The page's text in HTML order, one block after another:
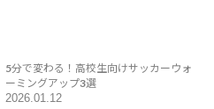
5分で変わる！高校生向けサッカーウォ
ーミングアップ3選
2026.01.12